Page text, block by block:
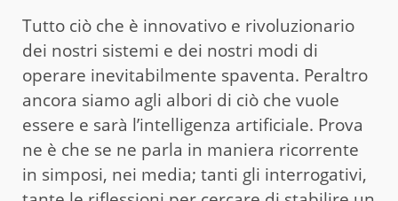
Tutto ciò che è innovativo e rivoluzionario
dei nostri sistemi e dei nostri modi di
operare inevitabilmente spaventa. Peraltro
ancora siamo agli albori di ciò che vuole
essere e sarà l’intelligenza artificiale. Prova
ne è che se ne parla in maniera ricorrente
in simposi, nei media; tanti gli interrogativi,